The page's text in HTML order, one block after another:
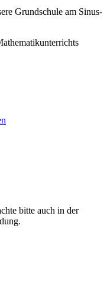
Grundschule am Sinus-
bitte auch in der